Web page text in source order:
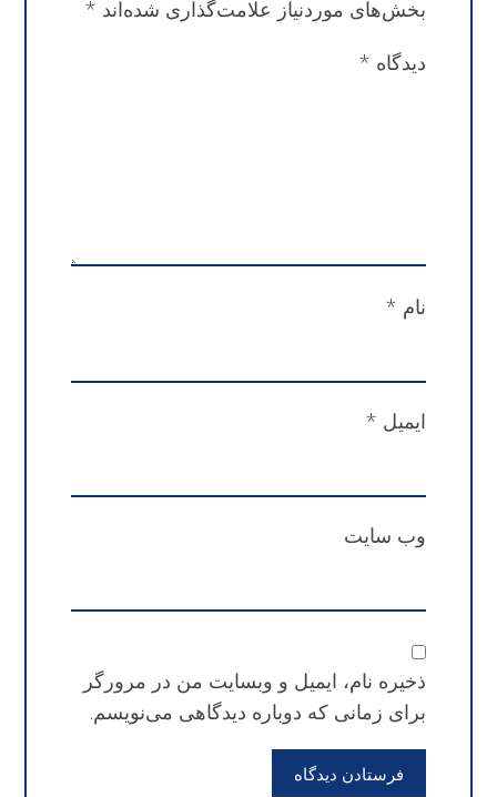
بخش‌های موردنیاز علامت‌گذاری شده‌اند *
دیدگاه *
نام *
ایمیل *
وب‌ سایت
ذخیره نام، ایمیل و وبسایت من در مرورگر
برای زمانی که دوباره دیدگاهی می‌نویسم.
فرستادن دیدگاه